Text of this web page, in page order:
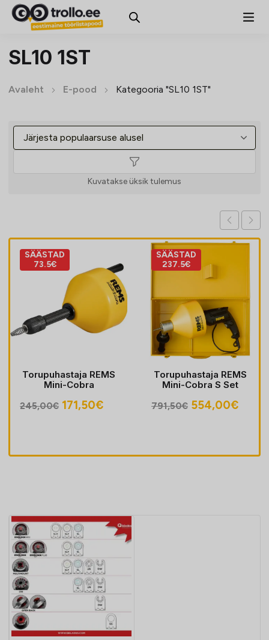
SL10 1ST
Avaleht E-pood Kategooria "SL10 1ST"
Kuvatakse üksik tulemus
SÄÄSTAD
73.5€
Torupuhastaja REMS
Mini-Cobra
245,00€ Algne
171,50€Praegune
SÄÄSTAD
237.5€
Torupuhastaja REMS
Mini-Cobra S Set
791,50€ Algne
554,00€